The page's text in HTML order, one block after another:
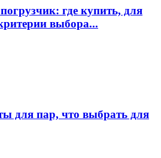
где купить, для
выбора...
для пар, что выбрать для